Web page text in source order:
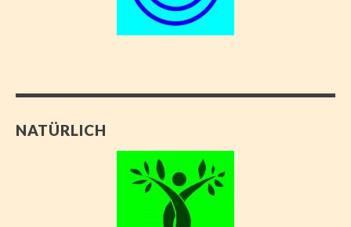
NATÜRLICH